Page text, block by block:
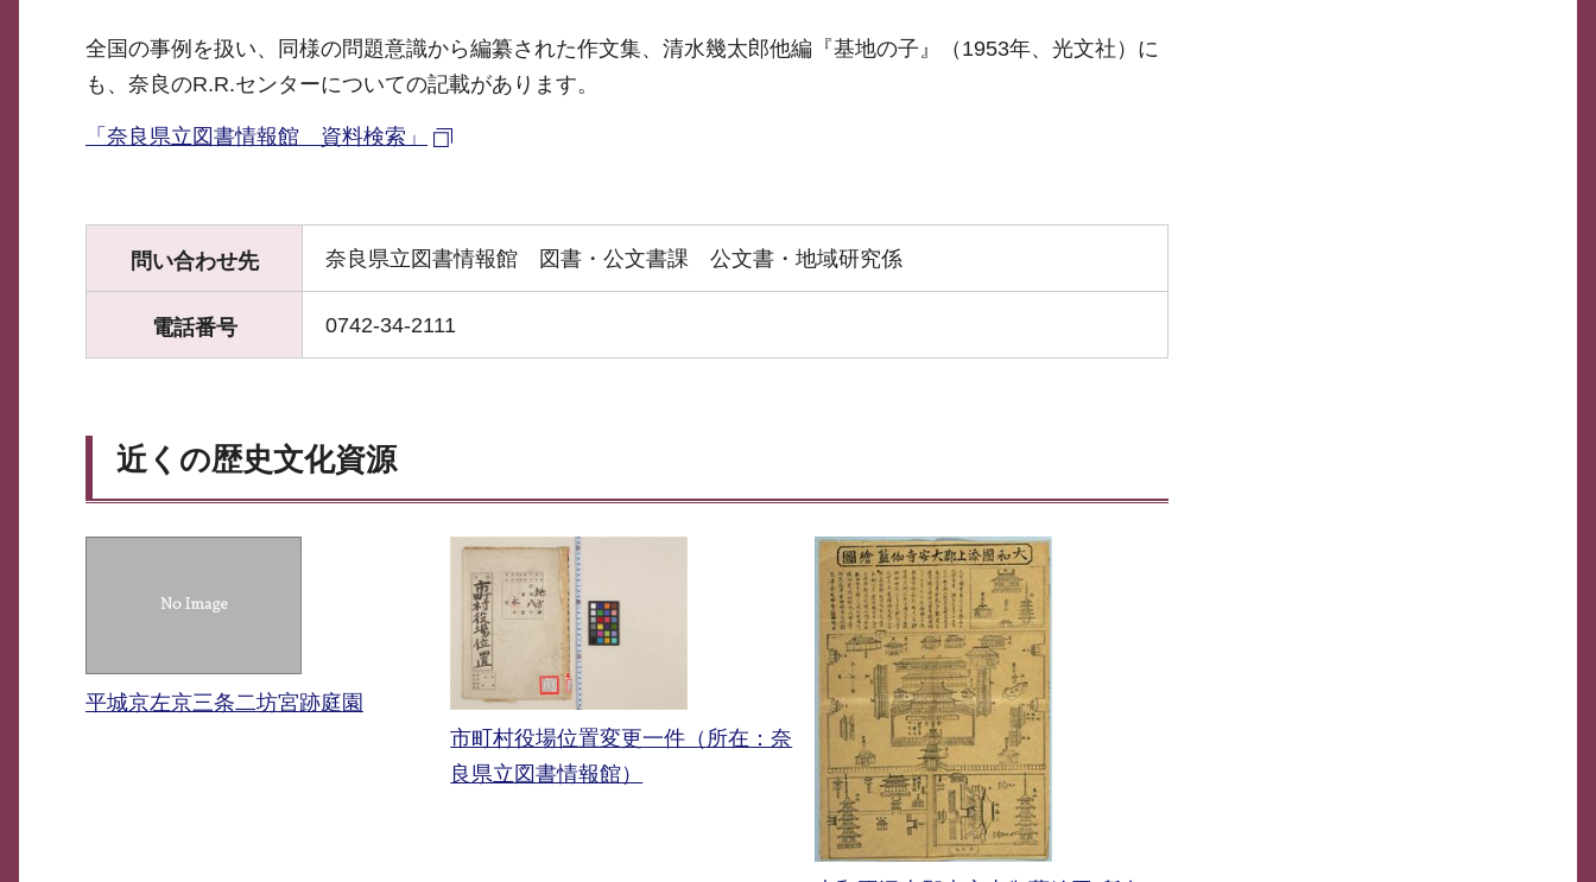
全国の事例を扱い、同様の問題意識から編纂された作文集、清水幾太郎他編『基地の子』（1953年、光文社）に
も、奈良のR.R.センターについての記載があります。
「奈良県立図書情報館 資料検索」
問い合わせ先 奈良県立図書情報館 図書・公文書課 公文書・地域研究係
電話番号 0742-34-2111
近くの歴史文化資源
平城京左京三条二坊宮跡庭園
市町村役場位置変更一件（所在：奈
良県立図書情報館）